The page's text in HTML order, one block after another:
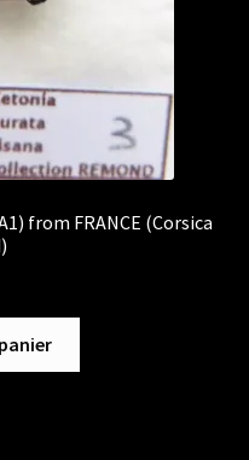
from FRANCE (Corsica